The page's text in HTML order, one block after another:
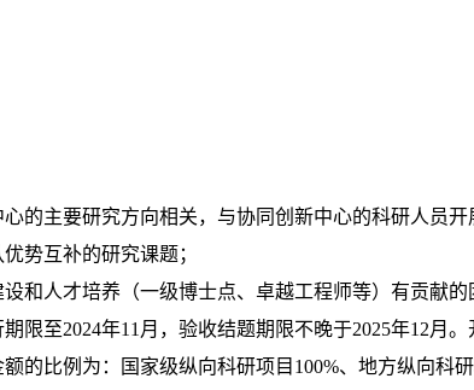
心的主要研究方向相关，与协同创新中心的科研人员开
优势互补的研究课题；
和人才培养（一级博士点、卓越工程师等）有贡献的
限至2024年11月，验收结题期限不晚于2025年12月。
的比例为：国家级纵向科研项目 100%、地方纵向科